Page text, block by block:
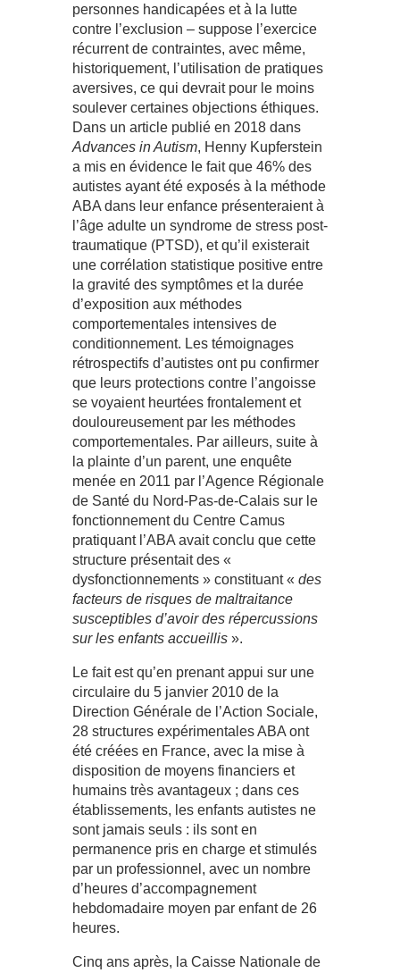
personnes handicapées et à la lutte
contre l’exclusion – suppose l’exercice
récurrent de contraintes, avec même,
historiquement, l’utilisation de pratiques
aversives, ce qui devrait pour le moins
soulever certaines objections éthiques.
Dans un article publié en 2018 dans
Advances in Autism, Henny Kupferstein
a mis en évidence le fait que 46% des
autistes ayant été exposés à la méthode
ABA dans leur enfance présenteraient à
l’âge adulte un syndrome de stress post-
traumatique (PTSD), et qu’il existerait
une corrélation statistique positive entre
la gravité des symptômes et la durée
d’exposition aux méthodes
comportementales intensives de
conditionnement. Les témoignages
rétrospectifs d’autistes ont pu confirmer
que leurs protections contre l’angoisse
se voyaient heurtées frontalement et
douloureusement par les méthodes
comportementales. Par ailleurs, suite à
la plainte d’un parent, une enquête
menée en 2011 par l’Agence Régionale
de Santé du Nord-Pas-de-Calais sur le
fonctionnement du Centre Camus
pratiquant l’ABA avait conclu que cette
structure présentait des «
dysfonctionnements » constituant « des
facteurs de risques de maltraitance
susceptibles d’avoir des répercussions
sur les enfants accueillis».
Le fait est qu’en prenant appui sur une
circulaire du 5 janvier 2010 de la
Direction Générale de l’Action Sociale,
28 structures expérimentales ABA ont
été créées en France, avec la mise à
disposition de moyens financiers et
humains très avantageux ; dans ces
établissements, les enfants autistes ne
sont jamais seuls : ils sont en
permanence pris en charge et stimulés
par un professionnel, avec un nombre
d’heures d’accompagnement
hebdomadaire moyen par enfant de 26
heures.
Cinq ans après, la Caisse Nationale de